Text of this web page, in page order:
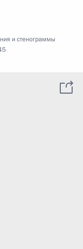
и стенограммы